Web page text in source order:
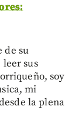
de su
leer sus
soy
mi
la plena